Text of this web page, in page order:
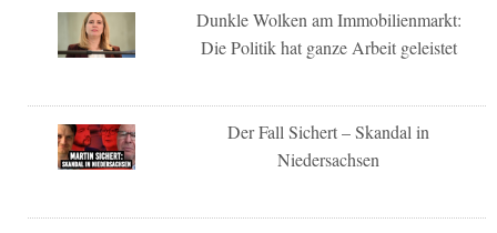
Dunkle Wolken am Immobilienmarkt:
Die Politik hat ganze Arbeit geleistet
Der Fall Sichert – Skandal in
Niedersachsen